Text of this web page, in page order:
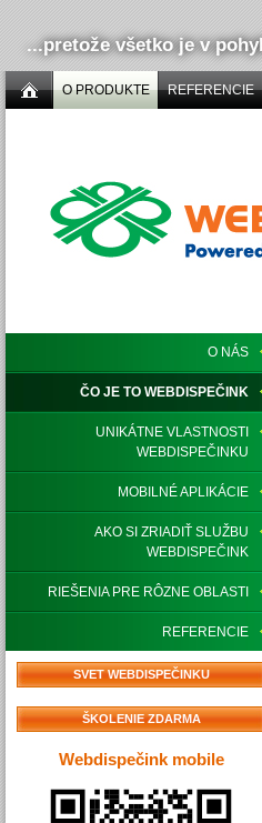
...pretože všetko je v
O PRODUKTE REFERENCIE
O NÁS
ČO JE TO WEBDISPEČINK
UNIKÁTNE VLASTNOSTI
WEBDISPEČINKU
MOBILNÉ APLIKÁCIE
AKO SI ZRIADIŤ SLUŽBU
WEBDISPEČINK
RIEŠENIA PRE RÔZNE OBLASTI
REFERENCIE
SVET WEBDISPEČINKU
ŠKOLENIE ZDARMA
Webdispečink mobile